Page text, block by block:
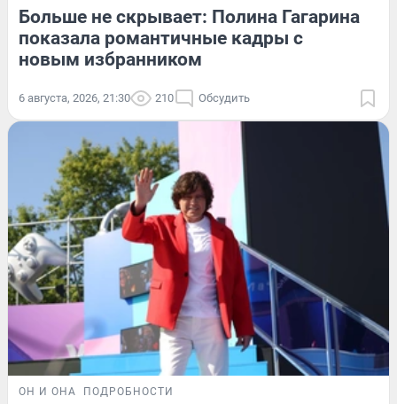
Больше не скрывает: Полина Гагарина
показала романтичные кадры с
новым избранником
6 августа, 2026, 21:30 210 Обсудить
ОН И ОНА ПОДРОБНОСТИ